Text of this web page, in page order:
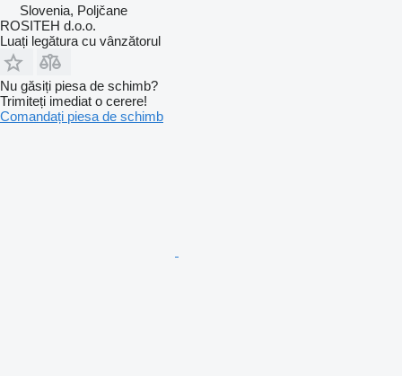
Slovenia, Poljčane
ROSITEH d.o.o.
Luați legătura cu vânzătorul
Nu găsiți piesa de schimb?
Trimiteți imediat o cerere!
Comandați piesa de schimb